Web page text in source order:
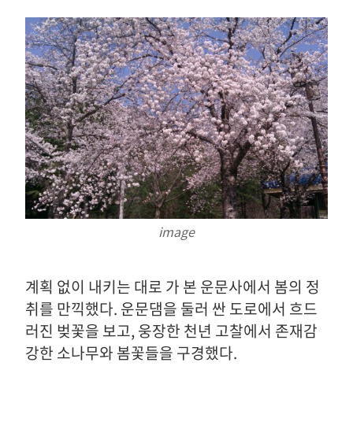
image
계획 없이 내키는 대로 가 본 운문사에서 봄의 정
취를 만끽했다. 운문댐을 둘러 싼 도로에서 흐드
러진 벚꽃을 보고, 웅장한 천년 고찰에서 존재감
강한 소나무와 봄꽃들을 구경했다.